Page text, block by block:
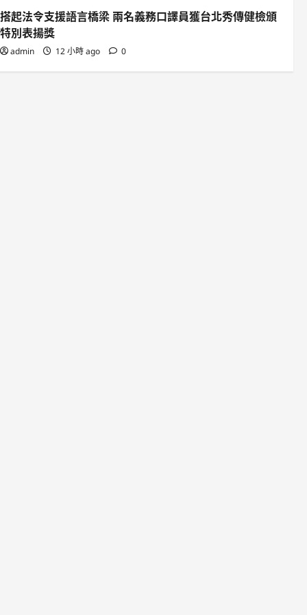
搭起法令支援語言橋梁 兩名義務口譯員獲台北秀傳健檢頒
特別表揚獎
admin 12 小時 ago 0